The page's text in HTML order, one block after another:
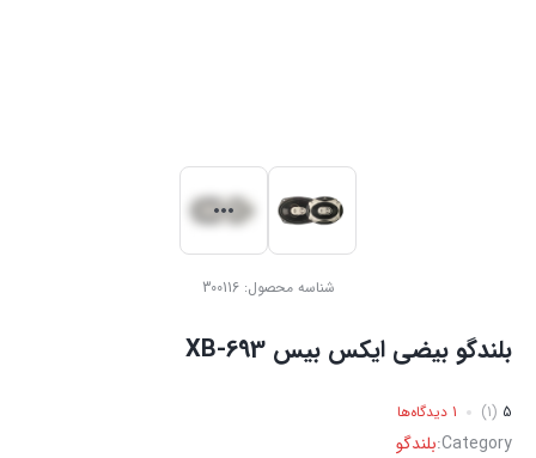
شناسه محصول:300116
بلندگو بیضی ایکس بیس XB-693
5
(1) 1 دیدگاه‌ها
Category: بلندگو